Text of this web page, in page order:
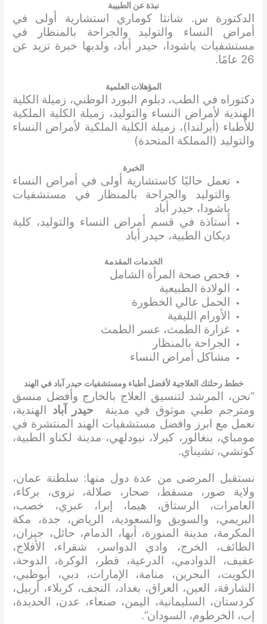
نبذة عن الطبيبة
الدكتورة س. شانثا كوماري استشارية أولى في
أمراض النساء والتوليد والجراحة بالمنظار في
مستشفيات ياشودا، حيدر أباد، ولديها خبرة تزيد عن
26 عامًا.
المؤهلات العلمية
دكتوراه في الطب، دبلوم البورد الوطني، زميلة الكلية
الهندية لأمراض النساء والتوليد، زميلة الكلية الملكية
للأطباء (أيرلندا)، زميلة الكلية الملكية لأمراض النساء
والتوليد (المملكة المتحدة)
الخبرة
تعمل حاليًا كاستشارية أولى في أمراض النساء
والتوليد والجراحة بالمنظار في مستشفيات
ياشودا، حيدر أباد
أستاذة في قسم أمراض النساء والتوليد، كلية
ديكان الطبية، حيدر أباد
الخدمات المقدمة
فحص صحة المرأة الشامل
الولادة الطبيعية
الحمل عالي الخطورة
الأورام الليفية
غزارة الطمث، عسر الطمث
الجراحة بالمنظار
مشاكل أمراض النساء
خطط رحلتك العلاجية لأفضل أطباء ومستشفيات حيدر آباد في الهند
“نحن، المرشد لتنسيق العلاج بالخارج وأفضل منسق
ومترجم طبي موثوق في مدينة
حيدر آباد الهندية،
نعمل مع ابرز وافضل مستشفيات الهند المنتشرة في
مومباي، بنغالور، كيرلا، نيودلهي، مدينة لكناو الطبية،
كوتشي، تشيناي.
نستقبل المرضى من عدة دول منها: سلطنة عمان،
ولاية صور، مسقط، صحار، صلالة، نزوى، بركاء،
العامرات، الرستاق، هيما، إبرا، عبري، خصب،
البريمي، والسويق والسعودية، الرياض، جدة، مكة
المكرمة، مدينة المنورة، أبها، الدمام، حائل، جيزان،
الطائف، الخرج، وادي الدواسر، شقراء، الأفلاج،
عفيف، الدوادمي، الدرعية، قطر، الوكرة، الدوحة،
الكويت، البحرين، منامة، الإمارات، دبي، أبوظبي،
الشارقة، العين، العراق، بغداد، النجف، كربلاء، أربيل،
كردستان، السليمانية، اليمن، صنعاء، عدن، الحديدة،
إب، الخرطوم، السودان”.